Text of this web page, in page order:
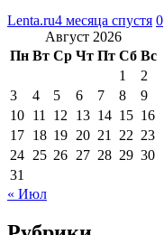
Lenta.ru4 месяца спустя 0
Август 2026
Пн Вт Ср Чт Пт Сб Вс
1
2
3
4 5 6 7 8
9
10 11 12 13 14 15 16
17 18 19 20 21 22 23
24 25 26 27 28 29 30
31
« Июл